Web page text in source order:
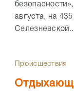
августа, на
Происшествия